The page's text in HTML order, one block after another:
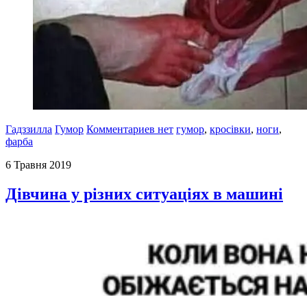
Гадззилла Гумор Комментариев нет гумор, кросівки, ноги,
фарба
6 Травня 2019
Дівчина у різних ситуаціях в машині